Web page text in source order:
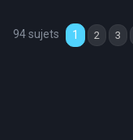
94 sujets 1 2 3